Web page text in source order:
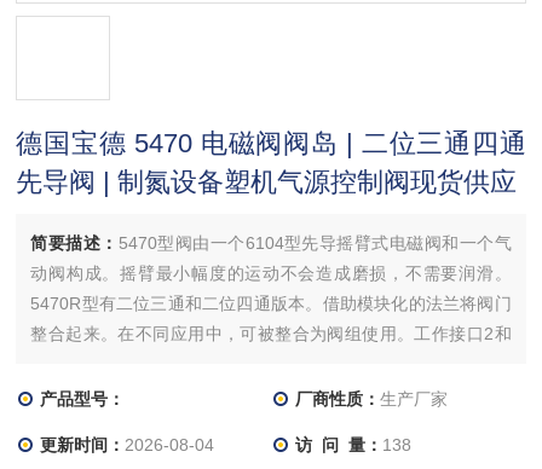
德国宝德 5470 电磁阀阀岛 | 二位三通四通
先导阀 | 制氮设备塑机气源控制阀现货供应
简要描述： 5470型阀由一个6104型先导摇臂式电磁阀和一个气
动阀构成。摇臂最小幅度的运动不会造成磨损，不需要润滑。
5470R型有二位三通和二位四通版本。借助模块化的法兰将阀门
整合起来。在不同应用中，可被整合为阀组使用。工作接口2和
产品型号：
厂商性质： 生产厂家
更新时间： 2026-08-04 访 问 量： 138